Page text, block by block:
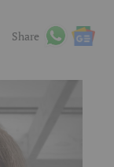
Share